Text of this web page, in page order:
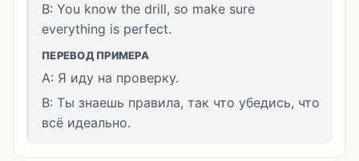
B: You know the drill, so make sure
everything is perfect.
ПЕРЕВОД ПРИМЕРА
A: Я иду на проверку.
B: Ты знаешь правила, так что убедись, что
всё идеально.